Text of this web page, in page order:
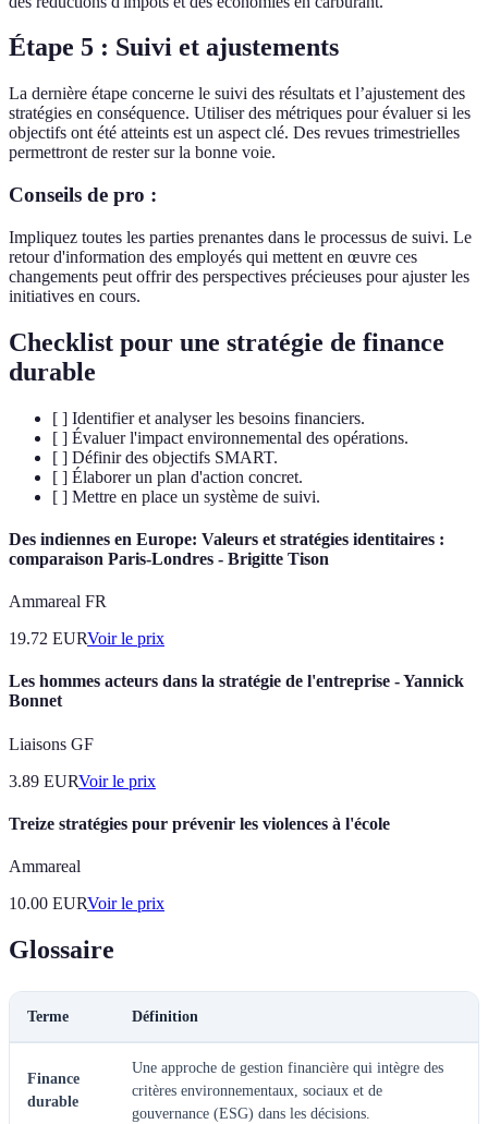
Étape 5 : Suivi et ajustements
La dernière étape concerne le suivi des résultats et l’ajustement des
stratégies en conséquence. Utiliser des métriques pour évaluer si les
objectifs ont été atteints est un aspect clé. Des revues trimestrielles
permettront de rester sur la bonne voie.
Conseils de pro :
Impliquez toutes les parties prenantes dans le processus de suivi. Le
retour d'information des employés qui mettent en œuvre ces
changements peut offrir des perspectives précieuses pour ajuster les
initiatives en cours.
Checklist pour une stratégie de finance
durable
[ ] Identifier et analyser les besoins financiers.
[ ] Évaluer l'impact environnemental des opérations.
[ ] Définir des objectifs SMART.
[ ] Élaborer un plan d'action concret.
[ ] Mettre en place un système de suivi.
Des indiennes en Europe: Valeurs et stratégies identitaires :
comparaison Paris-Londres - Brigitte Tison
Ammareal FR
19.72 EURVoir le prix
Les hommes acteurs dans la stratégie de l'entreprise - Yannick
Bonnet
Liaisons GF
3.89 EURVoir le prix
Treize stratégies pour prévenir les violences à l'école
Ammareal
10.00 EURVoir le prix
Glossaire
Terme Définition
Finance
durable
Une approche de gestion financière qui intègre des
critères environnementaux, sociaux et de
gouvernance (ESG) dans les décisions.